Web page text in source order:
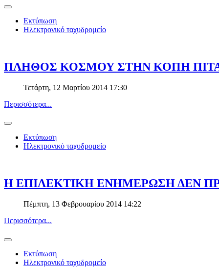
Εκτύπωση
Ηλεκτρονικό ταχυδρομείο
ΠΛΗΘΟΣ ΚΟΣΜΟΥ ΣΤΗΝ ΚΟΠΗ
Τετάρτη, 12 Μαρτίου 2014 17:30
Περισσότερα...
Εκτύπωση
Ηλεκτρονικό ταχυδρομείο
Η ΕΠΙΛΕΚΤΙΚΗ ΕΝΗΜΕΡΩΣΗ ΔΕΝ
Πέμπτη, 13 Φεβρουαρίου 2014 14:22
Περισσότερα...
Εκτύπωση
Ηλεκτρονικό ταχυδρομείο